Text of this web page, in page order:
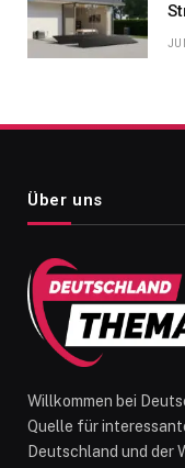
Über uns
Willkommen bei
Quelle für
Deutschland und der